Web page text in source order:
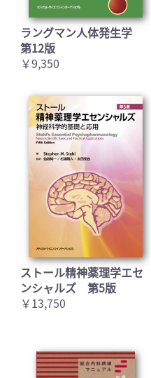
お買い物を続ける
ラングマン人体発生学
第12版
￥9,350
ストール精神薬理学エセ
ンシャルズ 第5版
￥13,750